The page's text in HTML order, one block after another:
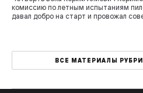
комиссию по летным испытаниям
давал добро на старт и провожал
ВСЕ МАТЕРИАЛЫ